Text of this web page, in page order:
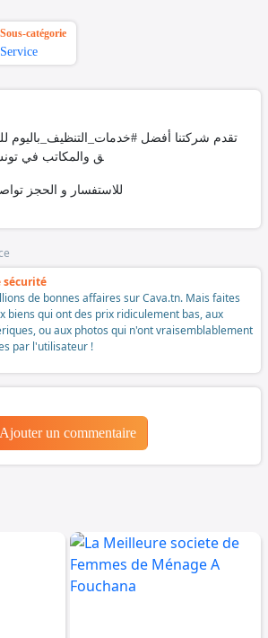
Sous-catégorie
Service
ق والمكاتب في
للاستفسار و الحجز تواصلوا
sécurité
de bonnes affaires sur Cava.tn. Mais faites
biens qui ont des prix ridiculement bas, aux
ou aux photos qui n'ont vraisemblablement
par l'utilisateur !
Ajouter un commentaire